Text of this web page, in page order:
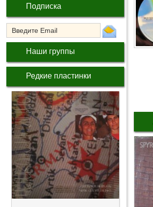
Подписка
Наши группы
Редкие пластинки